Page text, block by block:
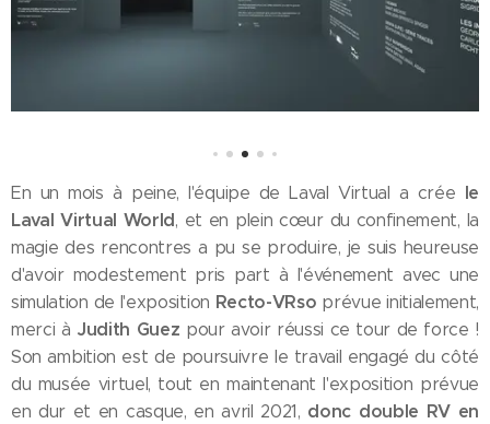
En un mois à peine, l'équipe de Laval Virtual a crée le
Laval Virtual World, et en plein cœur du confinement, la
magie des rencontres a pu se produire, je suis heureuse
d'avoir modestement pris part à l'événement avec une
simulation de l'exposition Recto-VRso prévue initialement,
merci à Judith Guez pour avoir réussi ce tour de force !
Son ambition est de poursuivre le travail engagé du côté
du musée virtuel, tout en maintenant l'exposition prévue
en dur et en casque, en avril 2021, donc double RV en